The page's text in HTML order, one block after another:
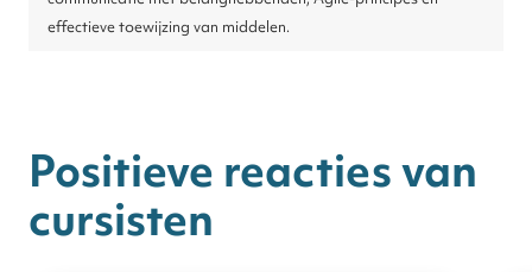
effectieve toewijzing van middelen.
Positieve reacties van
cursisten